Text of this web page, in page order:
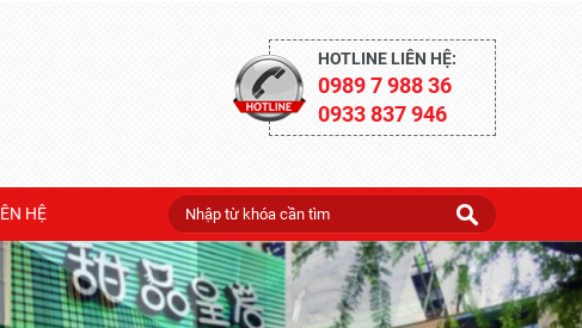
HOTLINE LIÊN HỆ:
0989 7 988 36
0933 837 946
HỆ